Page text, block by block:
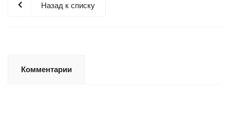
Назад к списку
Комментарии